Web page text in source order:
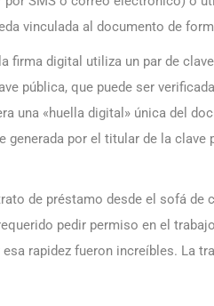
vinculada al documento de
firma digital utiliza un par de
pública, que puede ser
una «huella digital» única del
generada por el titular de la
de préstamo desde el sofá de
pedir permiso en el
rapidez fueron increíbles. La